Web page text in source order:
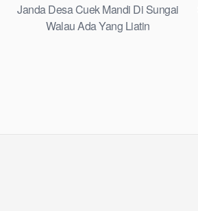
Janda Desa Cuek Mandi Di Sungai
Walau Ada Yang Liatin